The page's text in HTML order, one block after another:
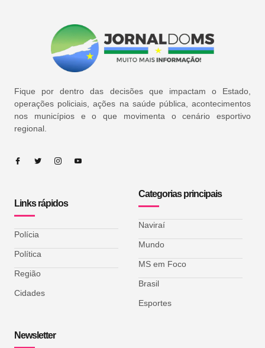
Fique por dentro das decisões que impactam o Estado,
operações policiais, ações na saúde pública, acontecimentos
nos municípios e o que movimenta o cenário esportivo
regional.
Links rápidos
Polícia
Política
Região
Cidades
Categorias principais
Naviraí
Mundo
MS em Foco
Brasil
Esportes
Newsletter